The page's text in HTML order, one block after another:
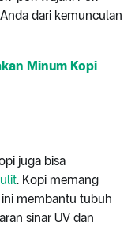
dari kemunculan
Minum Kopi
juga bisa
. Kopi memang
membantu tubuh
sinar UV dan